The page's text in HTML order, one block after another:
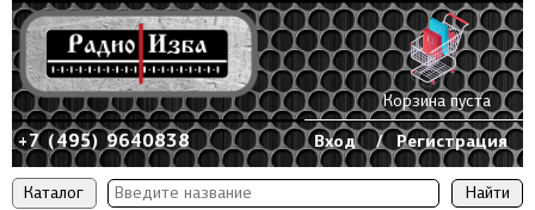
Каталог
+7 (495) 9640838 Вход / Регистрация
Корзина пуста